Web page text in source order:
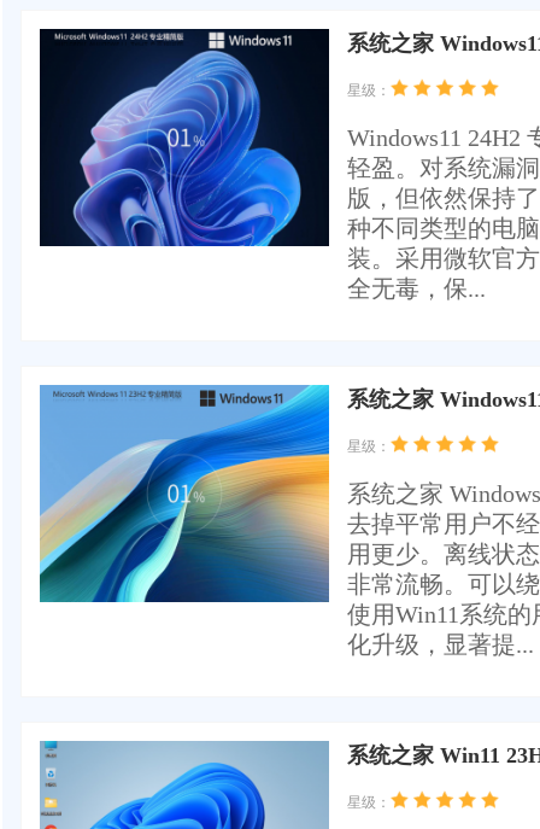
系统之家
星级：
Windows11
轻盈。对系统漏
版，但依然保持
种不同类型的电
装。采用微软官
全无毒，保...
系统之家
星级：
系统之家
去掉平常用户不
用更少。离线状
非常流畅。可以
使用Win11系统
化升级，显著提...
系统之家 Win11
星级：